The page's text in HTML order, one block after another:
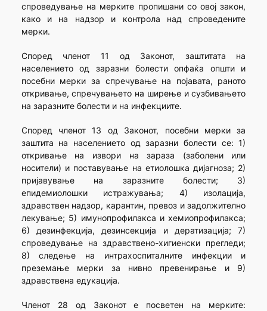
спроведување на мерките пропишани со овој закон,
како и на надзор и контрола над спроведените
мерки.
Според членот 11 од Законот, заштитата на
населението од заразни болести опфаќа општи и
посебни мерки за спречување на појавата, раното
откривање, спречувањето на ширење и сузбивањето
на заразните болести и на инфекциите.
Според членот 13 од Законот, посебни мерки за
заштита на населението од заразни болести се: 1)
откривање на извори на зараза (заболени или
носители) и поставување на етиолошка дијагноза; 2)
пријавување на заразните болести; 3)
епидемиолошки истражувања; 4) изолација,
здравствен надзор, карантин, превoз и задолжително
лекување; 5) имунопрофилакса и хемиопрофилакса;
6) дезинфекција, дезинсекција и дератизација; 7)
спроведување на здравствено-хигиенски прегледи;
8) следење на интрахоспиталните инфекции и
преземање мерки за нивно превенирање и 9)
здравствена едукација.
Членот 28 од Законот е посветен на мерките: